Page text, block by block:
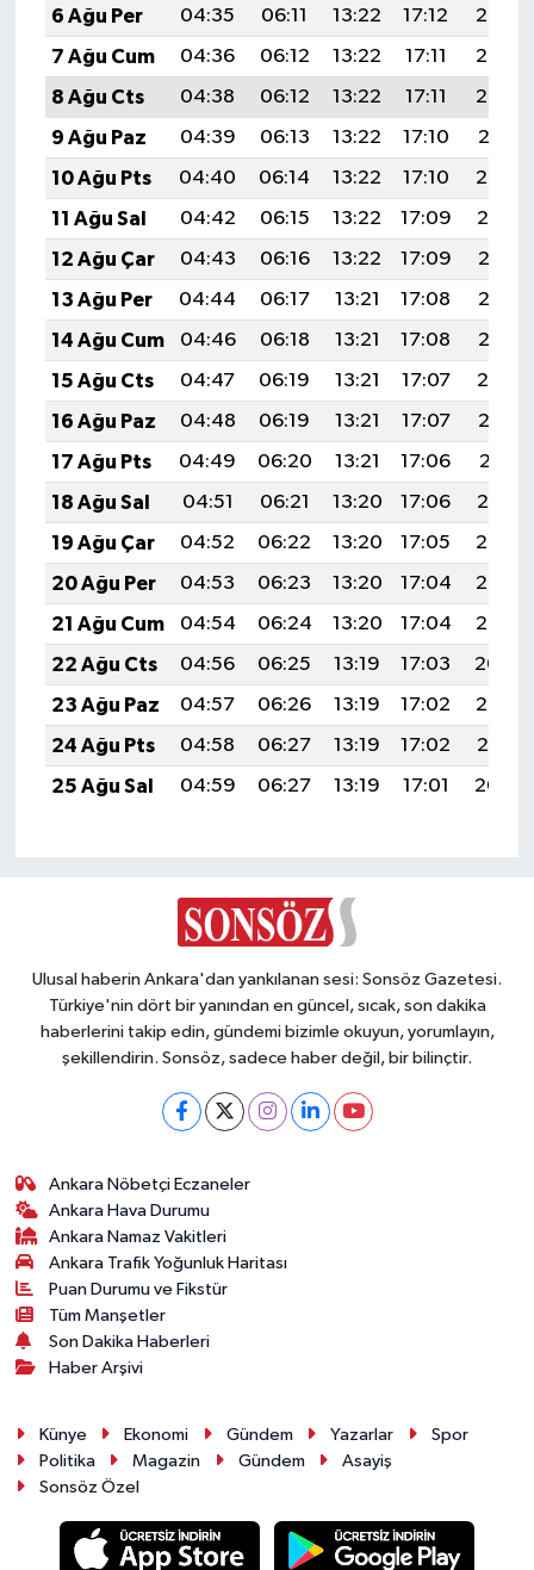
6 Ağu Per
04:35 06:11 13:22 17:12
20:24
7 Ağu Cum
04:36 06:12 13:22 17:11
20:23
8 Ağu Cts
04:38 06:12 13:22 17:11
20:22
9 Ağu Paz
04:39 06:13 13:22 17:10
20:21
10 Ağu Pts
04:40 06:14 13:22 17:10
20:20
11 Ağu Sal
04:42 06:15 13:22 17:09
20:19
12 Ağu Çar
04:43 06:16 13:22 17:09
20:17
13 Ağu Per
04:44 06:17 13:21 17:08
20:16
14 Ağu Cum
04:46 06:18 13:21 17:08
20:15
15 Ağu Cts
04:47 06:19 13:21 17:07
20:14
16 Ağu Paz
04:48 06:19 13:21 17:07
20:12
17 Ağu Pts
04:49 06:20 13:21 17:06
20:11
18 Ağu Sal
04:51 06:21 13:20 17:06
20:10
19 Ağu Çar
04:52 06:22 13:20 17:05
20:08
20 Ağu Per
04:53 06:23 13:20 17:04
20:07
21 Ağu Cum
04:54 06:24 13:20 17:04
20:06
22 Ağu Cts
04:56 06:25 13:19 17:03
20:04
23 Ağu Paz
04:57 06:26 13:19 17:02
20:03
24 Ağu Pts
04:58 06:27 13:19 17:02
20:01
25 Ağu Sal
04:59 06:27 13:19 17:01 20:00
Ulusal haberin Ankara'dan yankılanan sesi: Sonsöz Gazetesi.
Türkiye'nin dört bir yanından en güncel, sıcak, son dakika
haberlerini takip edin, gündemi bizimle okuyun, yorumlayın,
şekillendirin. Sonsöz, sadece haber değil, bir bilinçtir.
Ankara Nöbetçi Eczaneler
Ankara Hava Durumu
Ankara Namaz Vakitleri
Ankara Trafik Yoğunluk Haritası
Puan Durumu ve Fikstür
Tüm Manşetler
Son Dakika Haberleri
Haber Arşivi
Künye Ekonomi Gündem Yazarlar
Spor
Politika
Magazin Gündem
Asayiş
Sonsöz Özel